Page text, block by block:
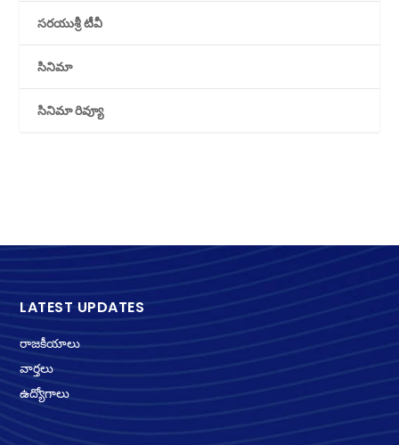
సరయుశ్రీ టీవీ
సినిమా
సినిమా రివ్యూ
LATEST UPDATES
రాజకీయాలు
వార్తలు
ఉద్యోగాలు